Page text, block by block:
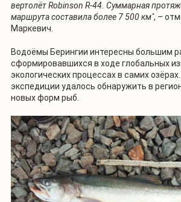
вертолёт Robinson R-44. Суммарная
маршрута составила более 7 500 км", –
Маркевич.
Водоёмы Берингии интересны большим
сформировавшихся в ходе глобальных
экологических процессах в самих
экспедиции удалось обнаружить в
новых форм рыб.